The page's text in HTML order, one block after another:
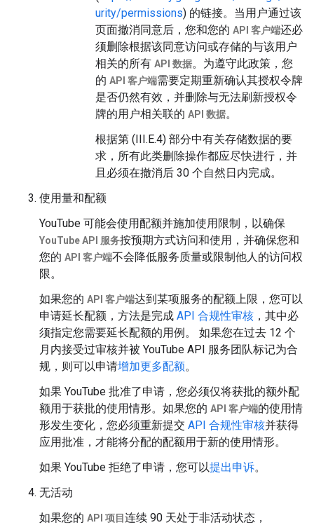
urity/permissions) 的链接。当用户通过该
页面撤消同意后，您和您的 API 客户端还必
须删除根据该同意访问或存储的与该用户
相关的所有 API 数据。为遵守此政策，您
的 API 客户端需要定期重新确认其授权令牌
是否仍然有效，并删除与无法刷新授权令
牌的用户相关联的 API 数据。
根据第 (III.E.4) 部分中有关存储数据的要
求，所有此类删除操作都应尽快进行，并
且必须在撤消后 30 个自然日内完成。
使用量和配额
YouTube 可能会使用配额并施加使用限制，以确保
YouTube API 服务按预期方式访问和使用，并确保您和
您的 API 客户端不会降低服务质量或限制他人的访问权
限。
如果您的 API 客户端达到某项服务的配额上限，您可以
申请延长配额，方法是完成 API 合规性审核 ，其中必
须指定您需要延长配额的用例。 如果您在过去 12 个
月内接受过审核并被 YouTube API 服务团队标记为合
规，则可以申请增加更多配额。
如果 YouTube 批准了申请，您必须仅将获批的额外配
额用于获批的使用情形。如果您的 API 客户端的使用情
形发生变化，您必须重新提交 API 合规性审核并获得
应用批准，才能将分配的配额用于新的使用情形。
如果 YouTube 拒绝了申请，您可以提出申诉。
无活动
如果您的 API 项目 连续 90 天处于非活动状态，